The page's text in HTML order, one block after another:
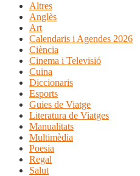
Altres
Anglès
Art
Calendaris i Agendes 2026
Ciència
Cinema i Televisió
Cuina
Diccionaris
Esports
Guies de Viatge
Literatura de Viatges
Manualitats
Multimèdia
Poesia
Regal
Salut